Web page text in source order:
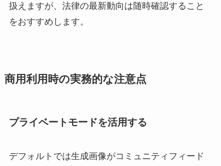
扱えますが、法律の最新動向は随時確認すること
をおすすめします。
商用利用時の実務的な注意点
プライベートモードを活用する
デフォルトでは生成画像がコミュニティフィード